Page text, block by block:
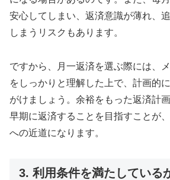
安心してしまい、返済意識が薄れ、
しまうリスクもあります。
ですから、月一返済を選ぶ際には、
をしっかりと理解した上で、計画的
がけましょう。余裕をもった返済計
早期に返済することを目指すことが
への近道になります。
3. 利用条件を満たしている